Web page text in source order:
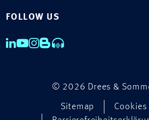
FOLLOW US
© 2026 Drees &
Sitemap
Cookies